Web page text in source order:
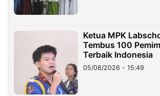
Ketua MPK
Tembus 100
Terbaik Indonesia
05/08/2026 - 15:49